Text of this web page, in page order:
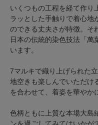
いくつもの工程を経て作り
ラッとした手触りで着心地
のできる丈夫さが特徴。そ
日本の伝統的染色技法「萬
います。
7マルキで織り上げられた
地空きも楽しんでいただけ
を合わせて、着姿を華やか
色柄ともに上質な本場大島